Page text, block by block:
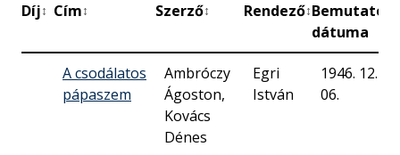
Díj↕ Cím↕ Szerző↕ Rendező↕Bemutató
dátuma
A csodálatos
pápaszem
Ambróczy
Ágoston,
Kovács
Dénes
Egri
István
1946. 12.
06.